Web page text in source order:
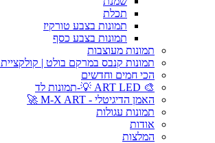
תכלת
תמונות בצבע טורקיז
תמונות בצבע כסף
תמונות מעוצבות
תמונות קנבס במרקם בולט | קולקציית Art Touch
הכי חמים וחדשים
🎨 ART LED 💡-תמונות לד
האמן הדיגיטלי - M-X ART 🚀
תמונות עגולות
אודות
המלצות